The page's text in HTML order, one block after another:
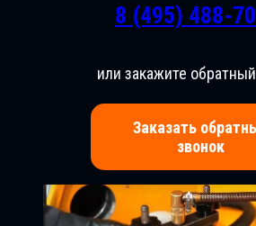
8 (495) 488-
или закажите
Заказать
звонок